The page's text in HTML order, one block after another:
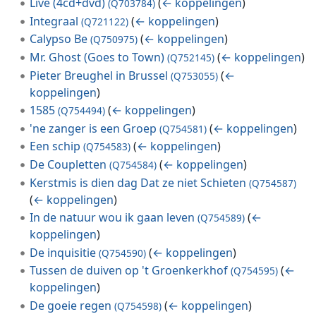
(Q703784)
Integraal (Q721122) (← koppelingen)
Calypso Be (Q750975) (← koppelingen)
Mr. Ghost (Goes to Town) (Q752145) (← koppelingen)
Pieter Breughel in Brussel (Q753055) (←
koppelingen)
1585 (Q754494) (← koppelingen)
'ne zanger is een Groep (Q754581) (← koppelingen)
Een schip (Q754583) (← koppelingen)
De Coupletten (Q754584) (← koppelingen)
Kerstmis is dien dag Dat ze niet Schieten (Q754587)
(← koppelingen)
In de natuur wou ik gaan leven (Q754589) (←
koppelingen)
De inquisitie (Q754590) (← koppelingen)
Tussen de duiven op 't Groenkerkhof (Q754595) (←
koppelingen)
De goeie regen (Q754598) (← koppelingen)